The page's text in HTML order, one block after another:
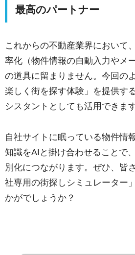
最高のパートナー
これからの不動産業界において
率化（物件情報の自動入力やメ
の道具に留まりません。今回の
楽しく街を探す体験」を提供す
シスタントとしても活用できます
自社サイトに眠っている物件情
知識をAIと掛け合わせることで
別化につながります。ぜひ、皆
社専用の街探しシミュレーター
かがでしょうか？